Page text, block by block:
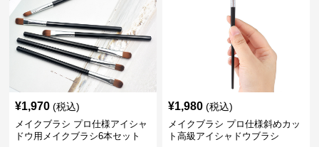
¥1,970 (税込)
メイクブラシ プロ仕様アイシャ
ドウ用メイクブラシ6本セット
¥1,980 (税込)
メイクブラシ プロ仕様斜めカッ
ト高級アイシャドウブラシ